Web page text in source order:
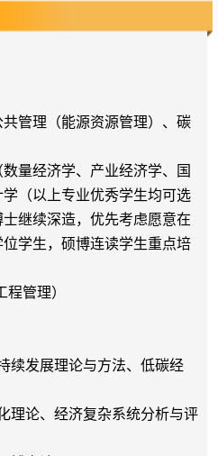
管理（能源资源管理）、碳
量经济学、产业经济学、国
（以上专业优秀学生均可选
继续深造，优先考虑愿意在
学生，硕博连读学生重点培
程管理）
续发展理论与方法、低碳经
理论、经济复杂系统分析与评